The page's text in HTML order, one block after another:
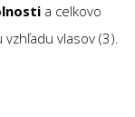
a celkovo
vlasov (3).